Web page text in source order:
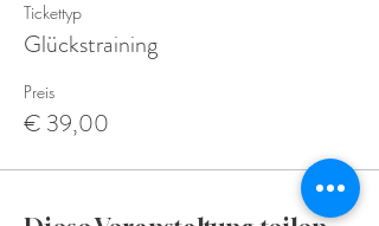
Tickettyp
Glückstraining
Preis
€ 39,00